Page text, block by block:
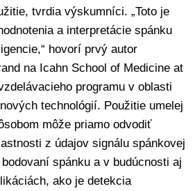
tvrdia výskumníci. „Toto je
a interpretácie spánku
hovorí prvý autor
na Icahn School of Medicine at
programu v oblasti
technológií. Použitie umelej
môže priamo odvodiť
z údajov signálu spánkovej
spánku a v budúcnosti aj
ako je detekcia